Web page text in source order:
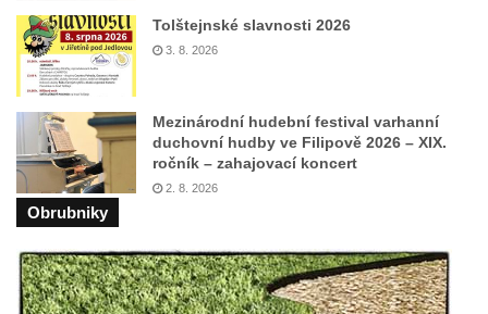
Hrob Václava Kufnera na hřbitově v Lužci
nad Vltavou
Pomník vojákům Rudé armády na hřbitově
v Lužci nad Vltavou
Pomník Ladislava Sedláčka a Karla Pelce u
silnice severně od Lužce nad Vltavou
Kenotaf Alfeda Harnische na hřbitově v
Pomník obětem válek v Hrobčicích
Pomník obětem válek v Mirošovicích
Tolštejnské slavnosti 2026
3. 8. 2026
Mezinárodní hudební festival varhanní
duchovní hudby ve Filipově 2026 – XIX.
ročník – zahajovací koncert
2. 8. 2026
Obrubniky